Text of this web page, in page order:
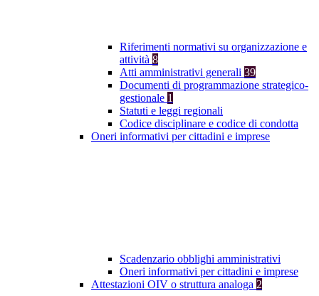
Riferimenti normativi su organizzazione e
attività 8
Atti amministrativi generali 39
Documenti di programmazione strategico-
gestionale 1
Statuti e leggi regionali
Codice disciplinare e codice di condotta
Oneri informativi per cittadini e imprese
Scadenzario obblighi amministrativi
Oneri informativi per cittadini e imprese
Attestazioni OIV o struttura analoga 2